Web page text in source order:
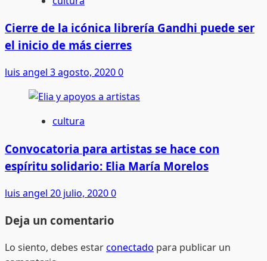
Cierre de la icónica librería Gandhi puede ser
el inicio de más cierres
luis angel 3 agosto, 20200
cultura
Convocatoria para artistas se hace con
espíritu solidario: Elia María Morelos
luis angel 20 julio, 20200
Deja un comentario
Lo siento, debes estarconectado para publicar un